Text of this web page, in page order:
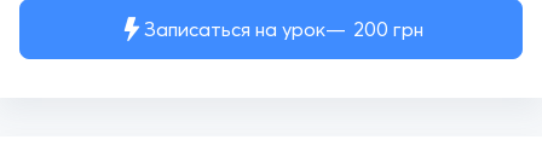
Записаться на урок 200 грн